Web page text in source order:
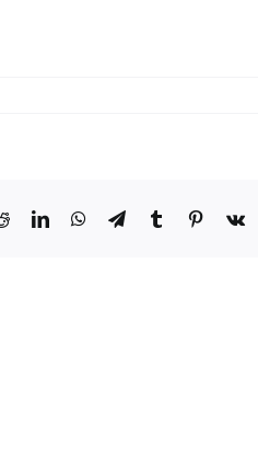
RedditLinkedInWhatsApp
TelegramTumblrPinterest
Vk